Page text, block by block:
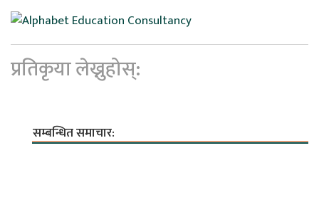
प्रतिकृया लेख्नुहोस्:
सम्बन्धित समाचार: